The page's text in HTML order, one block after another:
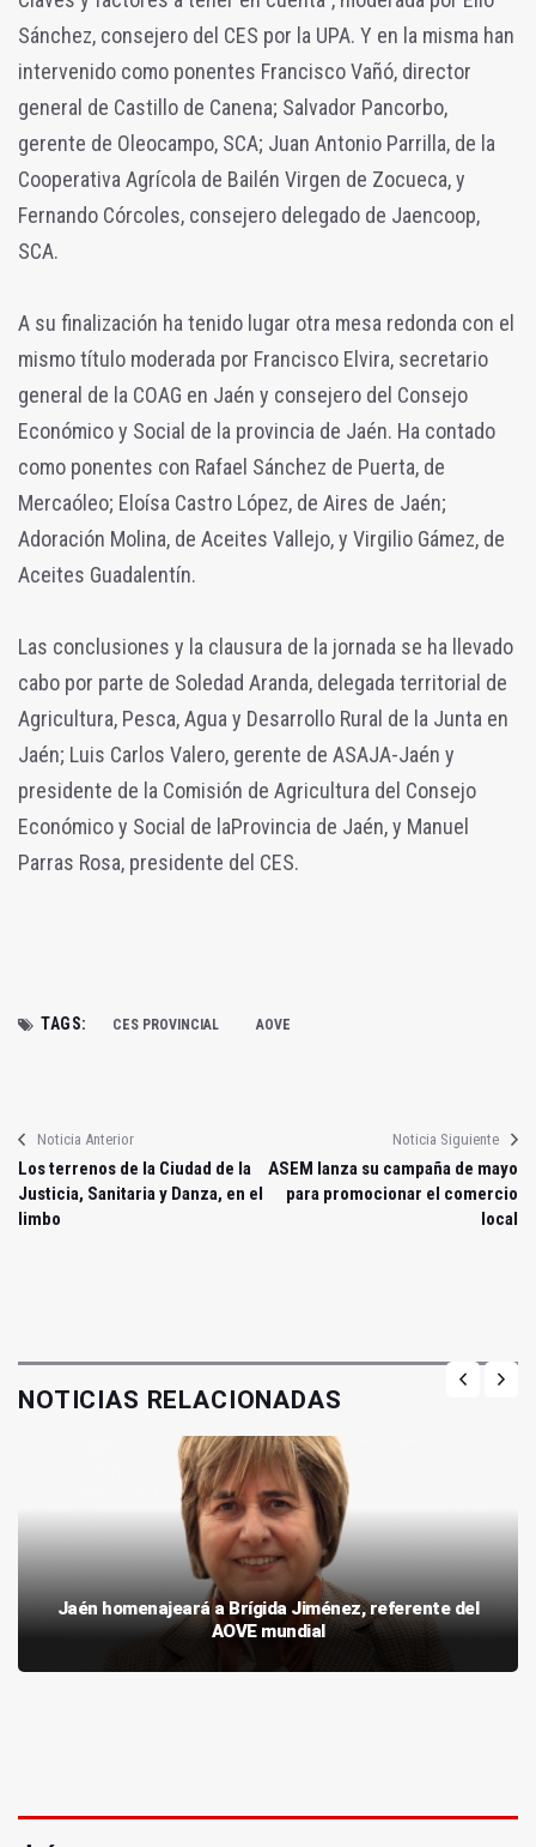
Sánchez, consejero del CES por la UPA. Y en la misma han
intervenido como ponentes Francisco Vañó, director
general de Castillo de Canena; Salvador Pancorbo,
gerente de Oleocampo, SCA; Juan Antonio Parrilla, de la
Cooperativa Agrícola de Bailén Virgen de Zocueca, y
Fernando Córcoles, consejero delegado de Jaencoop,
SCA.
A su finalización ha tenido lugar otra mesa redonda con el
mismo título moderada por Francisco Elvira, secretario
general de la COAG en Jaén y consejero del Consejo
Económico y Social de la provincia de Jaén. Ha contado
como ponentes con Rafael Sánchez de Puerta, de
Mercaóleo; Eloísa Castro López, de Aires de Jaén;
Adoración Molina, de Aceites Vallejo, y Virgilio Gámez, de
Aceites Guadalentín.
Las conclusiones y la clausura de la jornada se ha llevado
cabo por parte de Soledad Aranda, delegada territorial de
Agricultura, Pesca, Agua y Desarrollo Rural de la Junta en
Jaén; Luis Carlos Valero, gerente de ASAJA-Jaén y
presidente de la Comisión de Agricultura del Consejo
Económico y Social de laProvincia de Jaén, y Manuel
Parras Rosa, presidente del CES.
TAGS: CES PROVINCIAL AOVE
Noticia Anterior
Los terrenos de la Ciudad de la
Justicia, Sanitaria y Danza, en el
limbo
Noticia Siguiente
ASEM lanza su campaña de mayo
para promocionar el comercio
local
NOTICIAS RELACIONADAS
Jaén homenajeará a Brígida Jiménez, referente del
AOVE mundial